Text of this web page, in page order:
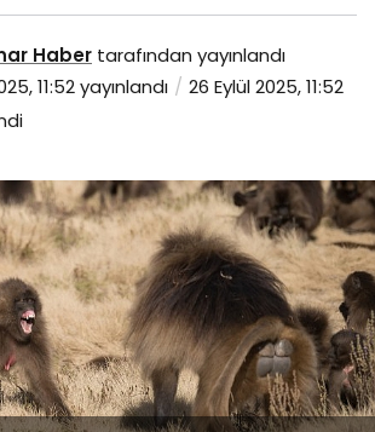
Haber tarafından yayınlandı
11:52yayınlandı
26 Eylül 2025, 11:52